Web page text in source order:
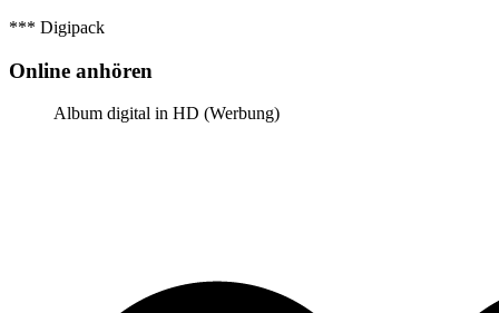
*** Digipack
Online anhören
Album digital in HD (Werbung)